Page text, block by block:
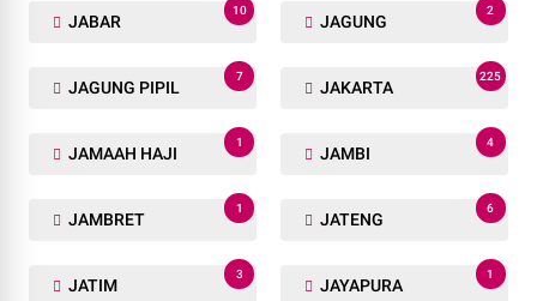
JABAR
10
JAGUNG
2
JAGUNG PIPIL
7
JAKARTA
225
JAMAAH HAJI
1
JAMBI
4
JAMBRET
1
JATENG
6
JATIM
3
JAYAPURA
1